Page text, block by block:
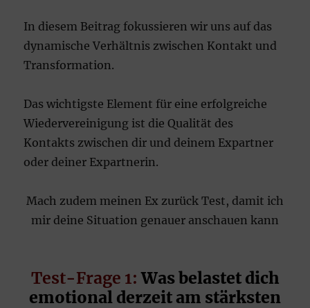
In diesem Beitrag fokussieren wir uns auf das
dynamische Verhältnis zwischen Kontakt und
Transformation.
Das wichtigste Element für eine erfolgreiche
Wiedervereinigung ist die Qualität des
Kontakts zwischen dir und deinem Expartner
oder deiner Expartnerin.
Mach zudem meinen Ex zurück Test, damit ich
mir deine Situation genauer anschauen kann
Test-Frage 1: Was belastet dich
emotional derzeit am stärksten